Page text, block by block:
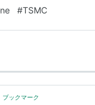
#TSMC
ブックマーク